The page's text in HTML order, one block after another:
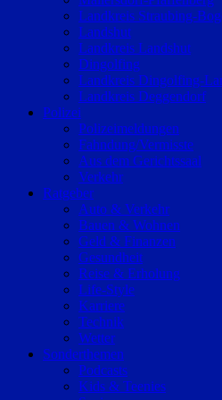
Landkreis Straubing-
Landshut
Landkreis Landshut
Dingolfing
Landkreis Dingolfing-
Landkreis Deggendorf
Polizei
Polizeimeldungen
Fahndung/Vermisste
Aus dem Gerichtssaal
Verkehr
Ratgeber
Auto & Verkehr
Bauen & Wohnen
Geld & Finanzen
Gesundheit
Reise & Erholung
Life-Style
Karriere
Technik
Wetter
Sonderthemen
Podcasts
Kids & Teenies